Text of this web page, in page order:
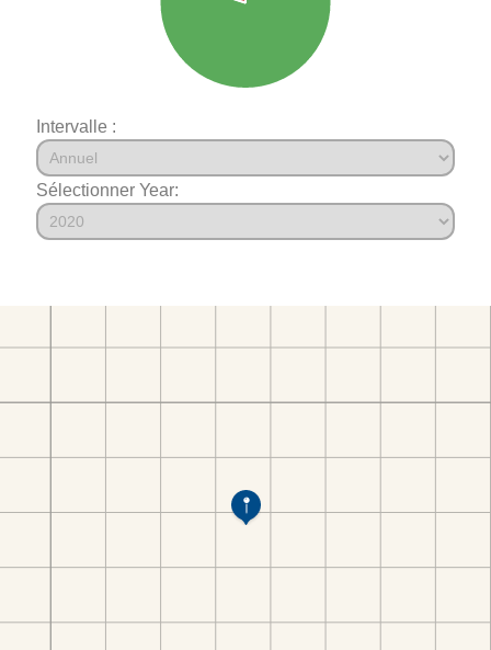
Intervalle :
Sélectionner Year: